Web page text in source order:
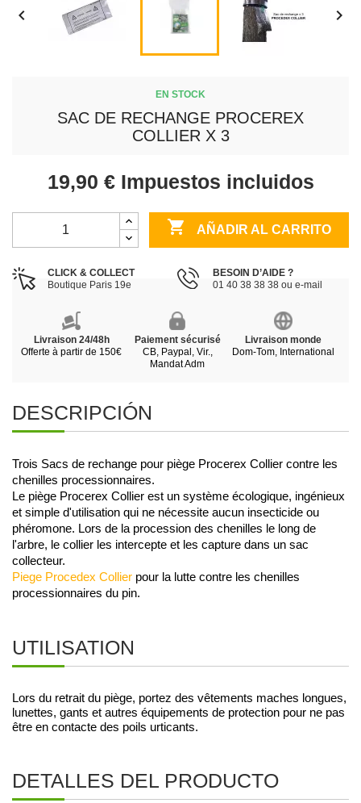
 
EN STOCK
SAC DE RECHANGE PROCEREX
COLLIER X 3
19,90 € Impuestos incluidos
 AÑADIR AL CARRITO
CLICK & COLLECT
Boutique Paris 19e
BESOIN D’AIDE ?
01 40 38 38 38 ou e-mail
Livraison 24/48h
Offerte à partir de 150€
Paiement sécurisé
CB, Paypal, Vir.,
Mandat Adm
Livraison monde
Dom-Tom, International
DESCRIPCIÓN
Trois Sacs de rechange pour piège Procerex Collier contre les
chenilles processionnaires.
Le piège Procerex Collier est un système écologique, ingénieux
et simple d'utilisation qui ne nécessite aucun insecticide ou
phéromone. Lors de la procession des chenilles le long de
l'arbre, le collier les intercepte et les capture dans un sac
collecteur.
Piege Procedex Collier pour la lutte contre les chenilles
processionnaires du pin.
UTILISATION
Lors du retrait du piège, portez des vêtements maches longues,
lunettes, gants et autres équipements de protection pour ne pas
être en contacte des poils urticants.
DETALLES DEL PRODUCTO